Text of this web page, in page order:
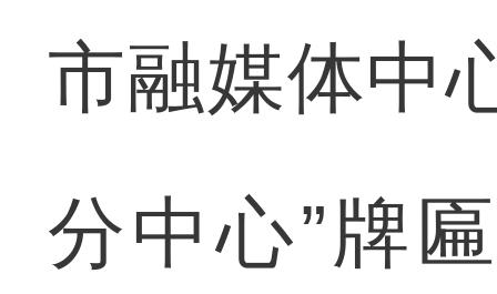
市融媒体中
分中心”牌